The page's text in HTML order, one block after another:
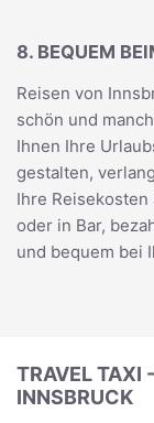
8. BEQUEM
Reisen von
schön und
Ihnen Ihre
gestalten,
Ihre
oder in Bar,
und bequem bei
TRAVEL TAXI
INNSBRUCK